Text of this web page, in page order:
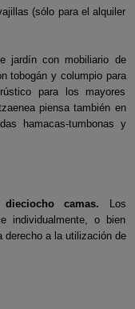
(sólo para el alquiler
jardín con mobiliario de
tobogán y columpio para
para los mayores
piensa también en
hamacas-tumbonas y
dieciocho camas. Los
individualmente, o bien
derecho a la utilización de